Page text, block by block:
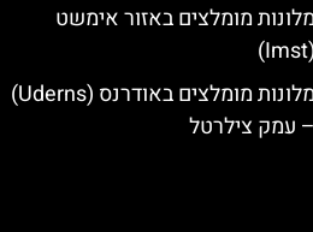
מלונות מומלצים באזור אימשט
(Imst)
מלונות מומלצים באודרנס (Uderns)
– עמק צילרטל